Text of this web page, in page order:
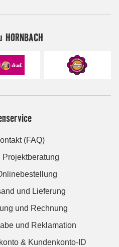
(FAQ)
und Lieferung
und Rechnung
und Reklamation
& Kundenkonto-ID